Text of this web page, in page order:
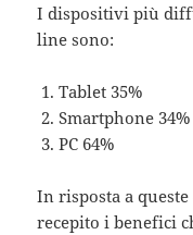
I dispositivi più
line sono:
Tablet 35%
Smartphone 34%
PC 64%
In risposta a
recepito i benefici